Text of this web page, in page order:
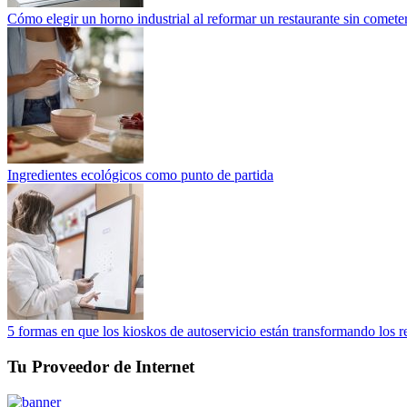
Cómo elegir un horno industrial al reformar un restaurante sin
Ingredientes ecológicos como punto de partida
5 formas en que los kioskos de autoservicio están transformando los
Tu Proveedor de Internet